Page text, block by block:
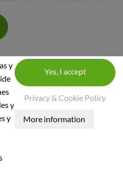
y
y
y
Privacy & Cookie Policy